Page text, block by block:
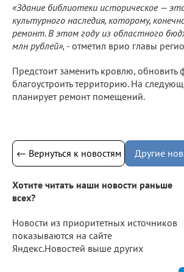
«Здание библиотеки историческое —
культурного наследия, которому,
ремонт. В этом году из областного
млн рублей», - отметил врио главы
Предстоит заменить кровлю, обновить
благоустроить территорию. На
планирует ремонт помещений.
← Вернуться к новостям Другие
Хотите читать наши новости раньше
всех?
Новости из приоритетных источников
показываются на сайте
Яндекс.Новостей выше других